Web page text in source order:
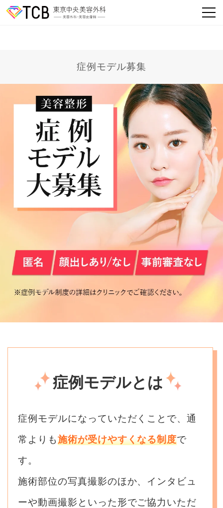
症例モデル募集
症例モデルとは
症例モデルになっていただくことで、通
常よりも施術が受けやすくなる制度で
す。
施術部位の写真撮影のほか、インタビュ
ーや動画撮影といった形でご協力いただ